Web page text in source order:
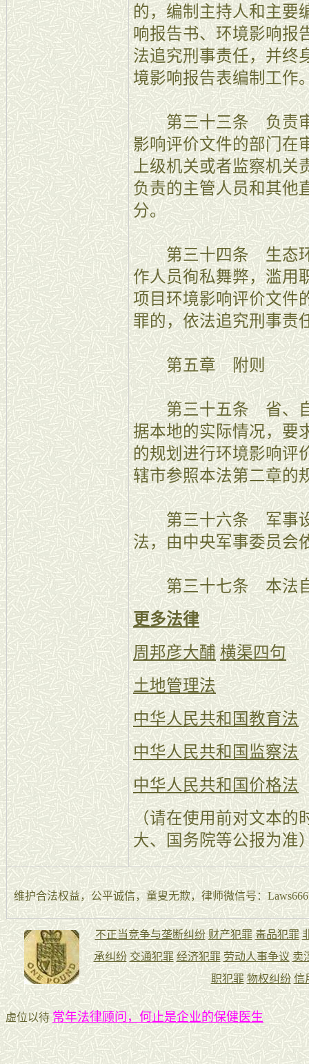
的，编制主持人和主要
响报告书、环境影响报
法追究刑事责任，并终
境影响报告表编制工作
第三十三条 负责审
影响评价文件的部门在
上级机关或者监察机关
负责的主管人员和其他
分。
第三十四条 生态环
作人员徇私舞弊，滥用
项目环境影响评价文件
罪的，依法追究刑事责
第五章 附则
第三十五条 省、自
据本地的实际情况，要
的规划进行环境影响评
辖市参照本法第二章的
第三十六条 军事设
法，由中央军事委员会
第三十七条 本法自
更多法律
周邦彦大酺 横渠四句
土地管理法
中华人民共和国教育法
中华人民共和国监察法
中华人民共和国价格法
（请在使用前对文本的
大、国务院等公报为准
维护合法权益，公平诚信，童叟无欺，律师微信号：
虚位以待常年法律顾问，何止是企业的保健医生